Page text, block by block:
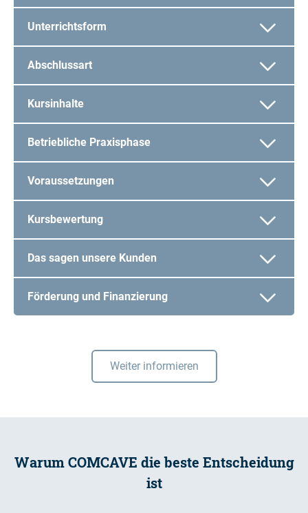
Unterrichtsform
Abschlussart
Kursinhalte
Betriebliche Praxisphase
Voraussetzungen
Kursbewertung
Das sagen unsere Kunden
Förderung und Finanzierung
Weiter informieren
Warum COMCAVE die beste Entscheidung
ist